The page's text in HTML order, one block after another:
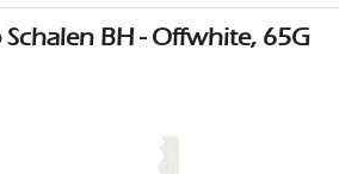
Schalen BH - Offwhite, 65G